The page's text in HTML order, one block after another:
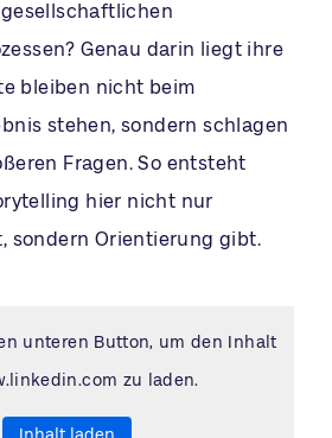
Genau darin liegt ihre
bleiben nicht beim
stehen, sondern schlagen
Fragen. So entsteht
hier nicht nur
sondern Orientierung gibt.
unteren Button, um den Inhalt
zu laden.